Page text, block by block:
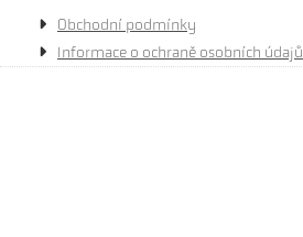
Obchodní podmínky
Informace o ochraně osobních údajů